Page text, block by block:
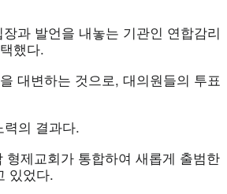
과 발언을 내놓는 기관인 연합감리
했다.
대변하는 것으로, 대의원들의 투표
의 결과다.
제교회가 통합하여 새롭게 출범한
있었다.